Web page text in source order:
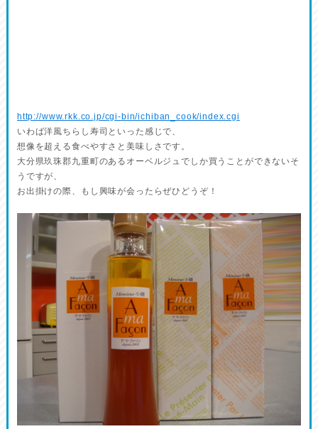
http://www.rkk.co.jp/cgi-bin/ichiban_cook/index.cgi
いわば洋風ちらし寿司といった感じで、
想像を超える食べやすさと美味しさです。
大分県玖珠郡九重町のあるオーベルジュでしか買うことができないそ
うですが、
お出掛けの際、もし興味が会ったらぜひどうぞ！